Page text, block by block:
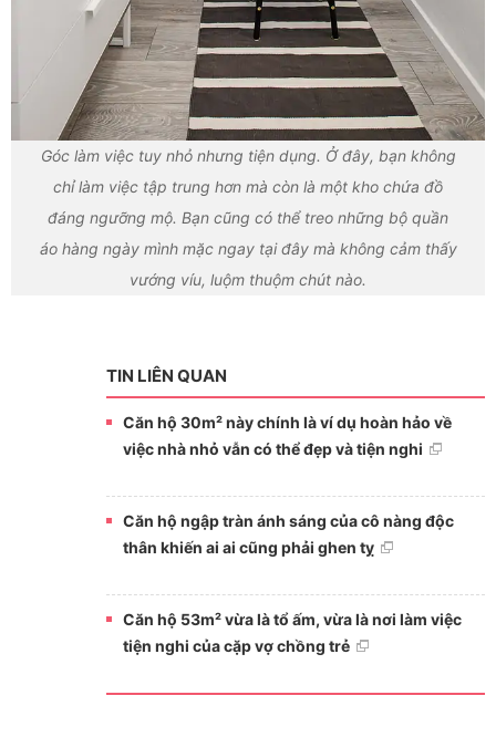
Góc làm việc tuy nhỏ nhưng tiện dụng. Ở đây, bạn không
chỉ làm việc tập trung hơn mà còn là một kho chứa đồ
đáng ngưỡng mộ. Bạn cũng có thể treo những bộ quần
áo hàng ngày mình mặc ngay tại đây mà không cảm thấy
vướng víu, luộm thuộm chút nào.
TIN LIÊN QUAN
Căn hộ 30m² này chính là ví dụ hoàn hảo về
việc nhà nhỏ vẫn có thể đẹp và tiện nghi
Căn hộ ngập tràn ánh sáng của cô nàng độc
thân khiến ai ai cũng phải ghen tỵ
Căn hộ 53m² vừa là tổ ấm, vừa là nơi làm việc
tiện nghi của cặp vợ chồng trẻ